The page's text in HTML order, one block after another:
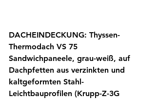
DACHEINDECKUNG: Thyssen-
Thermodach VS 75
Sandwichpaneele, grau-weiß, auf
Dachpfetten aus verzinkten und
kaltgeformten Stahl-
Leichtbauprofilen (Krupp-Z-3G